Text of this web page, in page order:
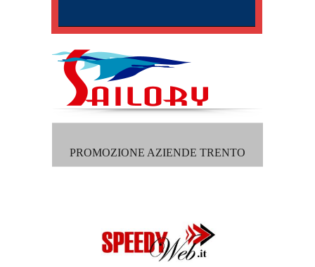
PROMOZIONE AZIENDE TRENTO